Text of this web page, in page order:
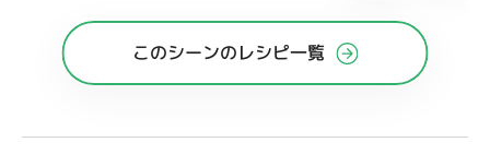
このシーンのレシピ一覧